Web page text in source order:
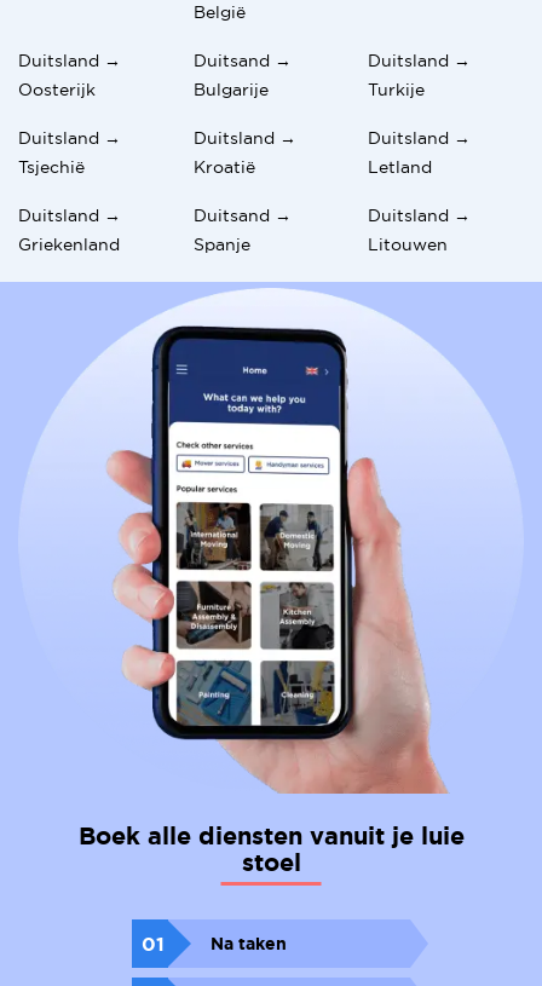
België
Duitsland →
Oosterijk
Duitsand →
Bulgarije
Duitsland →
Turkije
Duitsland →
Tsjechië
Duitsland →
Kroatië
Duitsland →
Letland
Duitsland →
Griekenland
Duitsand →
Spanje
Duitsland →
Litouwen
Boek alle diensten vanuit je luie
stoel
01 Na taken